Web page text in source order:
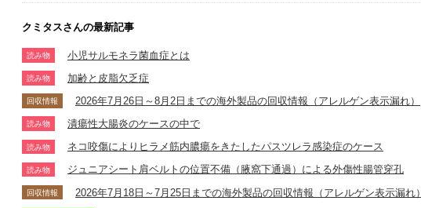
クミタスさんの最新記事
読み物 小児サルモネラ菌血症とは
読み物 加齢と皮脂欠乏症
回収情報 2026年7月26日～8月2日までの海外製品の回収情報（アレルゲン表示漏れ）
読み物 潰瘍性大腸炎のケースの中で
読み物 ネコ咬傷によりヒラメ筋内膿瘍をきたしたパスツレラ感染症のケース
読み物 ジュニアシート肩ベルトの位置不備（腋窩下通過）による外傷性腸管穿孔
回収情報 2026年7月18日～7月25日までの海外製品の回収情報（アレルゲン表示漏れ）